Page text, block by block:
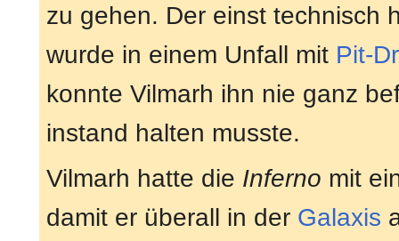
zu gehen. Der einst technisch
wurde in einem Unfall mit Pit-
konnte Vilmarh ihn nie ganz
instand halten musste.
Vilmarh hatte die Inferno mit
damit er überall in der Galaxis